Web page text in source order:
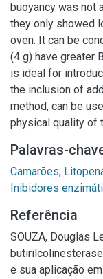
buoyancy was not
they only showed
oven. It can be
(4 g) have greater
is ideal for
the inclusion of
method, can be
physical quality of
Palavras-
Camarões;
Inibidores
Referência
SOUZA, Douglas
e sua aplicação